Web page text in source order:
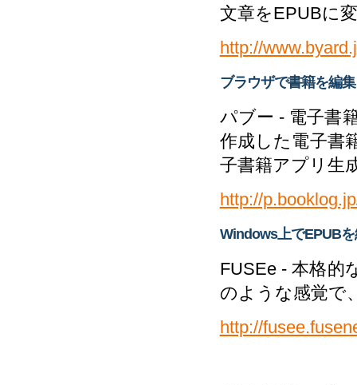
文章をEPUBに
http://
ブラウザで書籍を編
パブー - 電子書
作成した電子書
子書籍アプリ生
http://
Windows上でEPUB
FUSEe - 本格的
のような感覚で
http://